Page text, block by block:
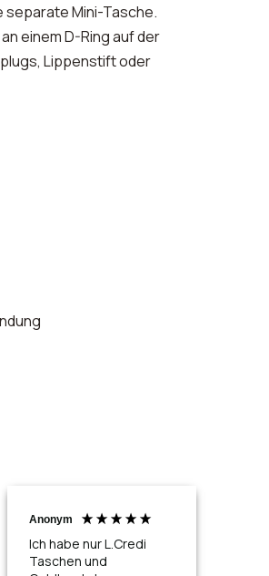
separate Mini-Tasche.
einem D-Ring auf der
Lippenstift oder
Anonym
Ich habe nur L.Credi
Taschen und